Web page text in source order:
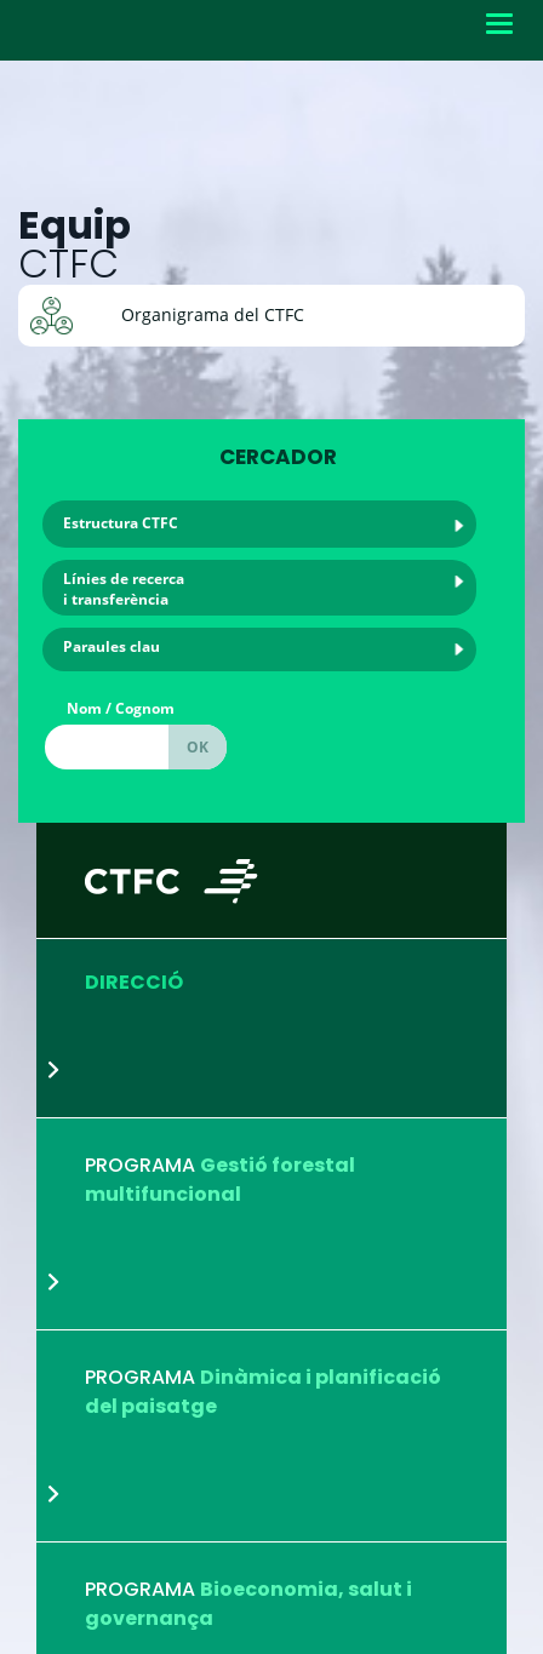
Equip
CTFC
Organigrama del CTFC
CERCADOR
Estructura CTFC
Línies de recerca
i transferència
Paraules clau
Nom / Cognom
DIRECCIÓ
PROGRAMA Gestió forestal
multifuncional
PROGRAMA Dinàmica i planificació
del paisatge
PROGRAMA Bioeconomia, salut i
governança